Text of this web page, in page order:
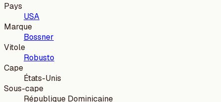
Pays
USA
Marque
Bossner
Vitole
Robusto
Cape
États-Unis
Sous-cape
République Dominicaine